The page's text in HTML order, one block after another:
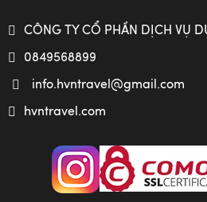
CÔNG TY CỔ PHẦN DỊCH VỤ
0849568899
info.hvntravel@gmail.com
hvntravel.com